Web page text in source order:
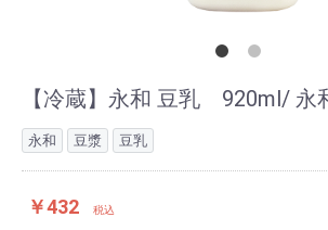
【冷蔵】永和 豆乳 920ml/
永和 豆漿 豆乳
￥432 税込